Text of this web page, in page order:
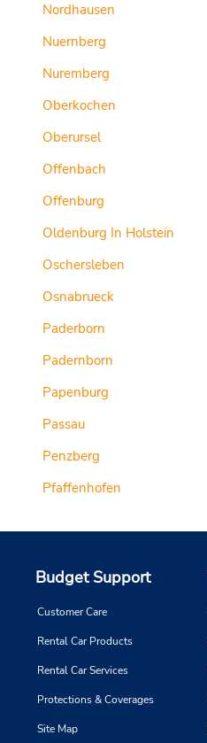
Nordhausen
Nuernberg
Nuremberg
Oberkochen
Oberursel
Offenbach
Offenburg
Oldenburg In Holstein
Oschersleben
Osnabrueck
Paderborn
Padernborn
Papenburg
Passau
Penzberg
Pfaffenhofen
Budget Support
Customer Care
Rental Car Products
Rental Car Services
Protections & Coverages
Site Map